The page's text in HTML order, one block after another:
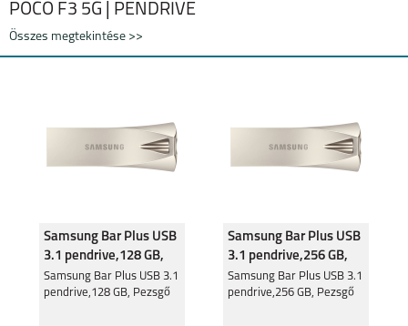
POCO F3 5G | PENDRIVE
Összes megtekintése >>
Samsung Bar Plus USB
3.1 pendrive,128 GB,
Pezsgő
Samsung Bar Plus USB 3.1
pendrive,128 GB, Pezsgő
Samsung Bar Plus USB
3.1 pendrive,256 GB,
Pezsgő
Samsung Bar Plus USB 3.1
pendrive,256 GB, Pezsgő